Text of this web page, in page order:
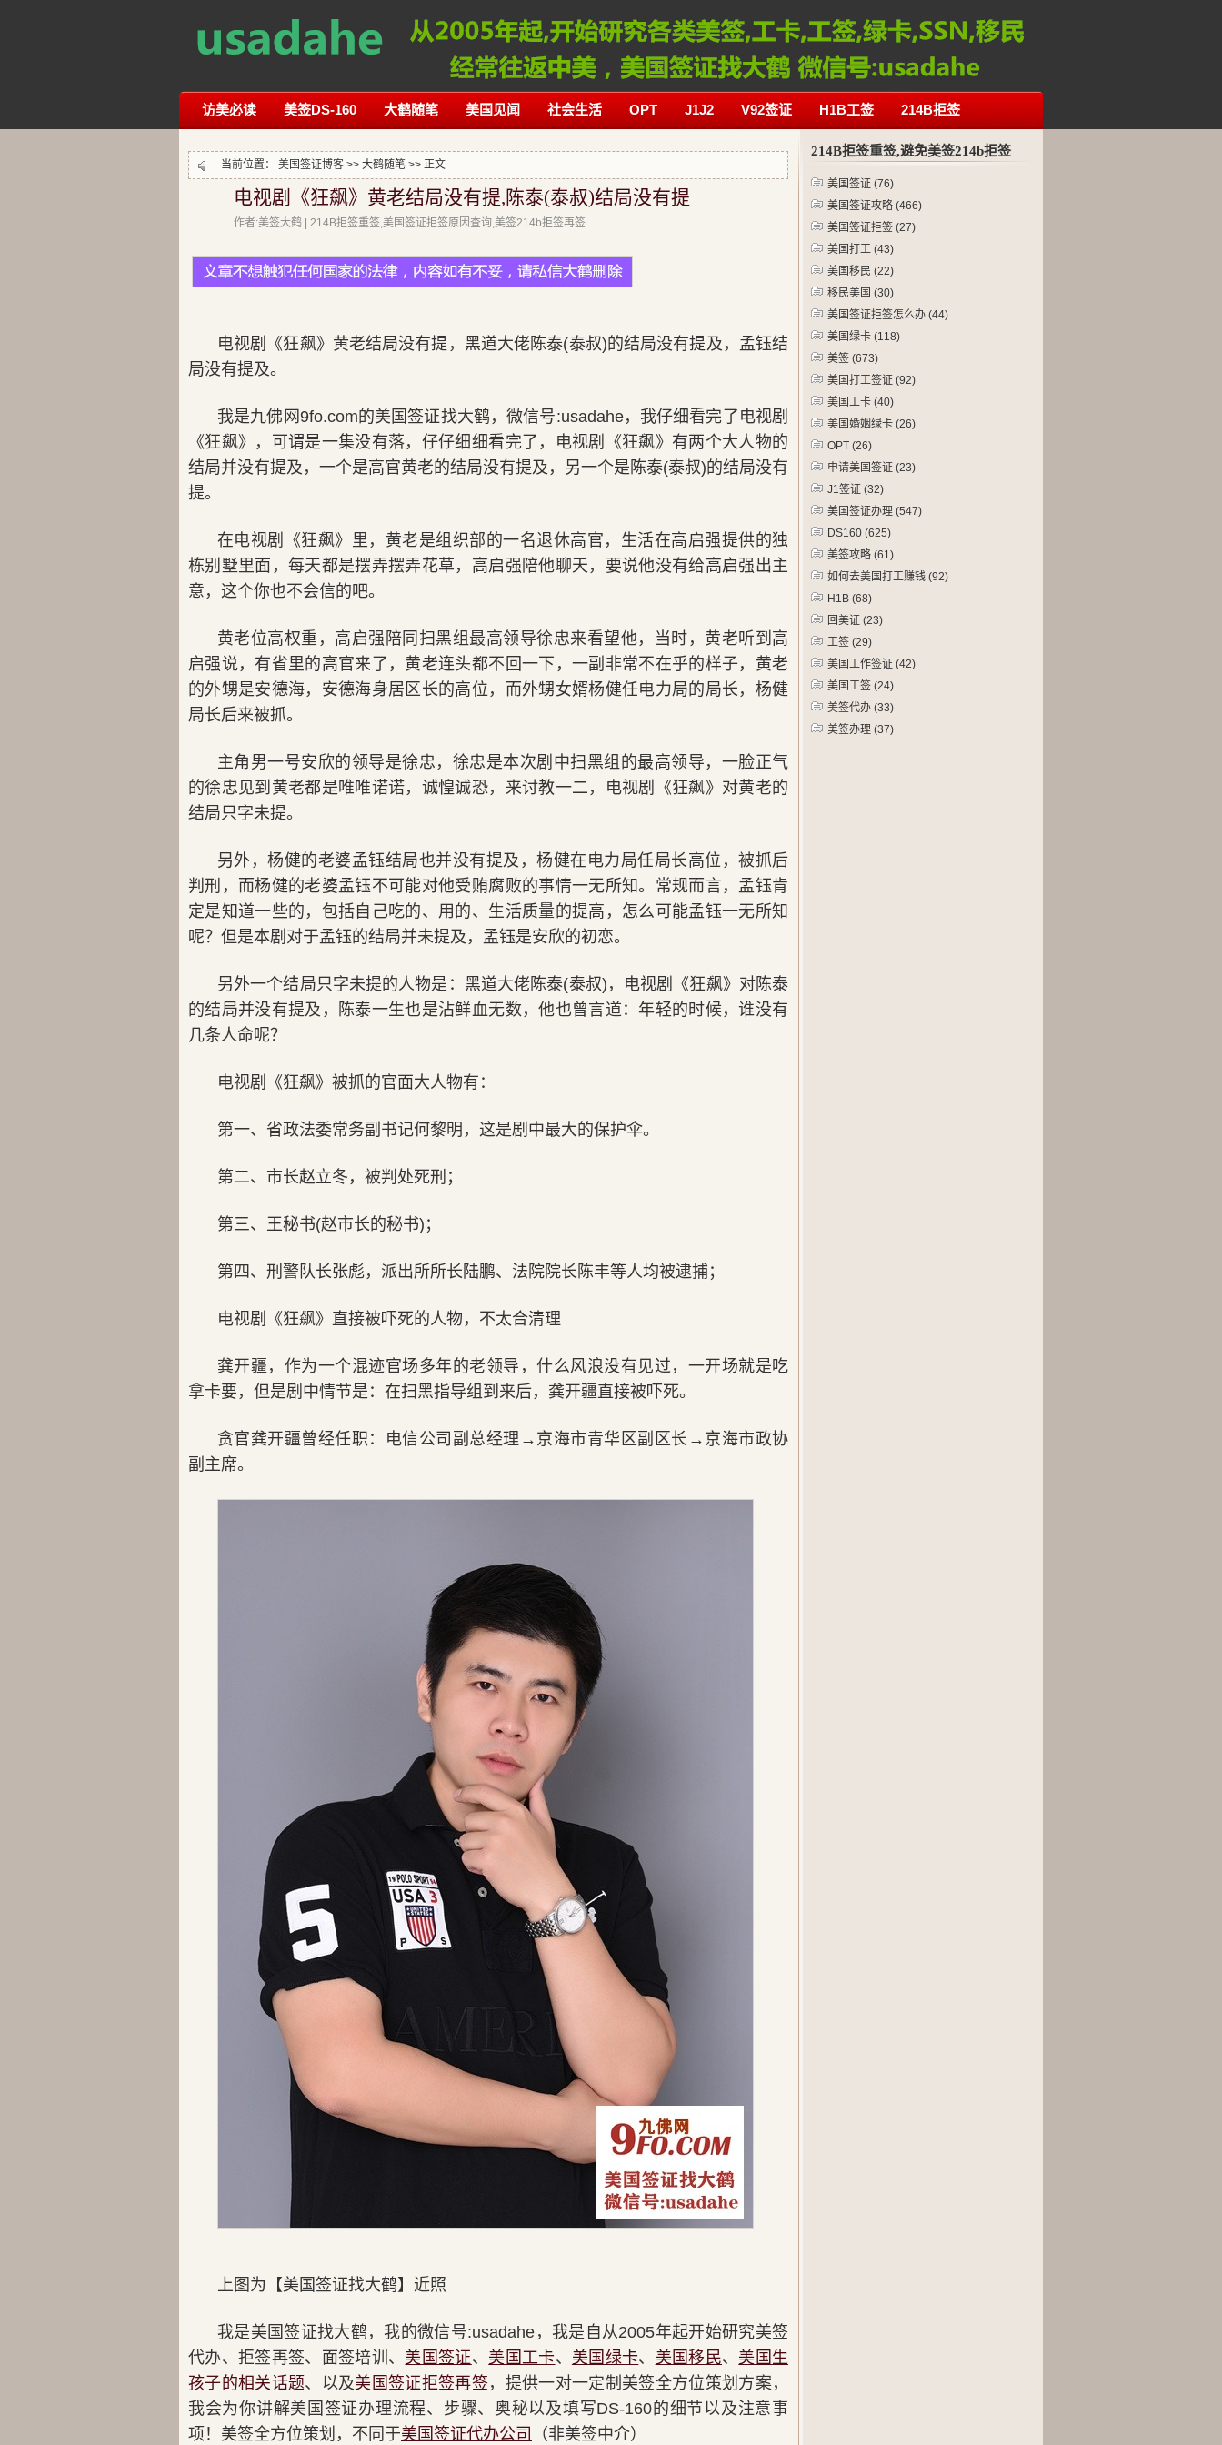
访美必读 美签DS-160 大鹤随笔 美国见闻 社会生活 OPT J1J2 V92签证 H1B工签 214B拒签
当前位置： 美国签证博客 >> 大鹤随笔 >> 正文
电视剧《狂飙》黄老结局没有提,陈泰(泰叔)结局没有提
作者:美签大鹤 | 214B拒签重签,美国签证拒签原因查询,美签214b拒签再签
电视剧《狂飙》黄老结局没有提，黑道大佬陈泰(泰叔)的结局没有提及，孟钰结
局没有提及。
我是九佛网9fo.com的美国签证找大鹤，微信号:usadahe，我仔细看完了电视剧
《狂飙》，可谓是一集没有落，仔仔细细看完了，电视剧《狂飙》有两个大人物的
结局并没有提及，一个是高官黄老的结局没有提及，另一个是陈泰(泰叔)的结局没有
提。
在电视剧《狂飙》里，黄老是组织部的一名退休高官，生活在高启强提供的独
栋别墅里面，每天都是摆弄摆弄花草，高启强陪他聊天，要说他没有给高启强出主
意，这个你也不会信的吧。
黄老位高权重，高启强陪同扫黑组最高领导徐忠来看望他，当时，黄老听到高
启强说，有省里的高官来了，黄老连头都不回一下，一副非常不在乎的样子，黄老
的外甥是安德海，安德海身居区长的高位，而外甥女婿杨健任电力局的局长，杨健
局长后来被抓。
主角男一号安欣的领导是徐忠，徐忠是本次剧中扫黑组的最高领导，一脸正气
的徐忠见到黄老都是唯唯诺诺，诚惶诚恐，来讨教一二，电视剧《狂飙》对黄老的
结局只字未提。
另外，杨健的老婆孟钰结局也并没有提及，杨健在电力局任局长高位，被抓后
判刑，而杨健的老婆孟钰不可能对他受贿腐败的事情一无所知。常规而言，孟钰肯
定是知道一些的，包括自己吃的、用的、生活质量的提高，怎么可能孟钰一无所知
呢？ 但是本剧对于孟钰的结局并未提及，孟钰是安欣的初恋。
另外一个结局只字未提的人物是：黑道大佬陈泰(泰叔)，电视剧《狂飙》对陈泰
的结局并没有提及，陈泰一生也是沾鲜血无数，他也曾言道：年轻的时候，谁没有
几条人命呢？
电视剧《狂飙》被抓的官面大人物有：
第一、省政法委常务副书记何黎明，这是剧中最大的保护伞。
第二、市长赵立冬，被判处死刑；
第三、王秘书(赵市长的秘书)；
第四、刑警队长张彪，派出所所长陆鹏、法院院长陈丰等人均被逮捕；
电视剧《狂飙》直接被吓死的人物，不太合清理
龚开疆，作为一个混迹官场多年的老领导，什么风浪没有见过，一开场就是吃
拿卡要，但是剧中情节是：在扫黑指导组到来后，龚开疆直接被吓死。
贪官龚开疆曾经任职：电信公司副总经理→京海市青华区副区长→京海市政协
副主席。
上图为【美国签证找大鹤】近照
我是美国签证找大鹤，我的微信号:usadahe，我是自从2005年起开始研究美签
代办、拒签再签、面签培训、 美国签证、 美国工卡、 美国绿卡、 美国移民、 美国生
孩子的相关话题、以及美国签证拒签再签 ，提供一对一定制美签全方位策划方案，
我会为你讲解美国签证办理流程、步骤、奥秘以及填写DS-160的细节以及注意事
项！美签全方位策划，不同于美国签证代办公司 （非美签中介）
214B拒签重签,避免美签214b拒签
美国签证 (76)
美国签证攻略 (466)
美国签证拒签 (27)
美国打工 (43)
美国移民 (22)
移民美国 (30)
美国签证拒签怎么办 (44)
美国绿卡 (118)
美签 (673)
美国打工签证 (92)
美国工卡 (40)
美国婚姻绿卡 (26)
OPT (26)
申请美国签证 (23)
J1签证 (32)
美国签证办理 (547)
DS160 (625)
美签攻略 (61)
如何去美国打工赚钱 (92)
H1B (68)
回美证 (23)
工签 (29)
美国工作签证 (42)
美国工签 (24)
美签代办 (33)
美签办理 (37)